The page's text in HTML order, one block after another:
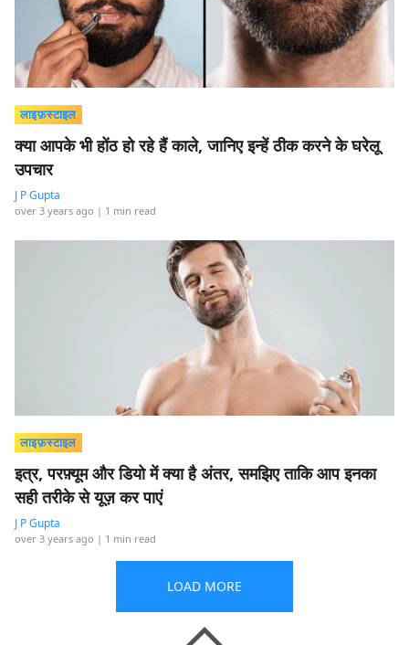
लाइफ़स्टाइल
क्या आपके भी होंठ हो रहे हैं काले, जानिए इन्हें ठीक करने के घरेलू
उपचार
J P Gupta
over 3 years ago | 1 min read
लाइफ़स्टाइल
इत्र, परफ़्यूम और डियो में क्या है अंतर, समझिए ताकि आप इनका
सही तरीके से यूज़ कर पाएं
J P Gupta
over 3 years ago | 1 min read
LOAD MORE